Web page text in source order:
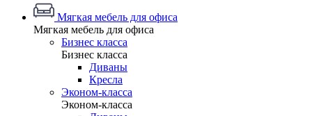
Мягкая мебель для офиса
Мягкая мебель для офиса
Бизнес класса
Бизнес класса
Диваны
Кресла
Эконом-класса
Эконом-класса